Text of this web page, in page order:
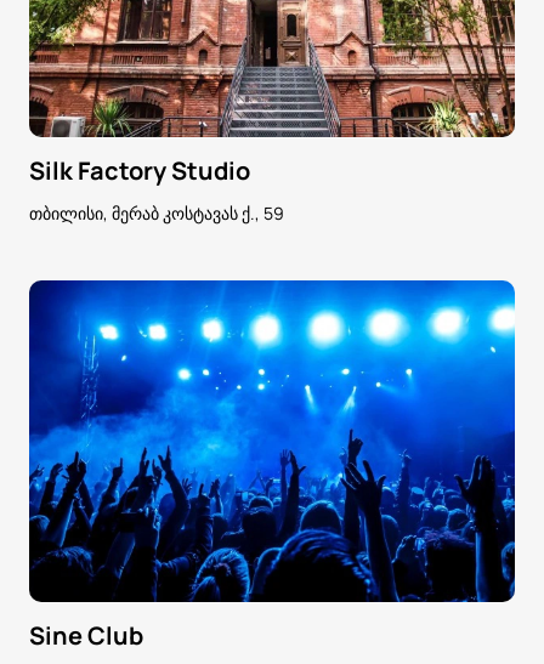
Silk Factory Studio
თბილისი, მერაბ კოსტავას ქ., 59
Sine Club